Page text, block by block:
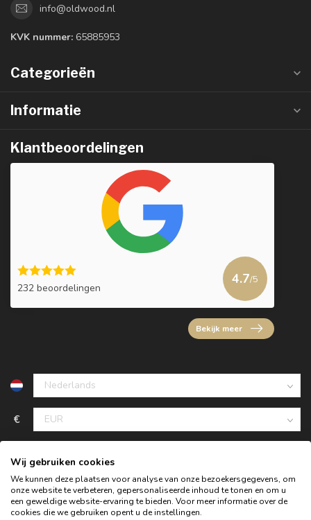
info@oldwood.nl
KVK nummer: 65885953
Categorieën
Informatie
Klantbeoordelingen
232 beoordelingen
4.7/5
Bekijk meer
€
Wij gebruiken cookies
We kunnen deze plaatsen voor analyse van onze bezoekersgegevens, om
onze website te verbeteren, gepersonaliseerde inhoud te tonen en om u
een geweldige website-ervaring te bieden. Voor meer informatie over de
cookies die we gebruiken opent u de instellingen.